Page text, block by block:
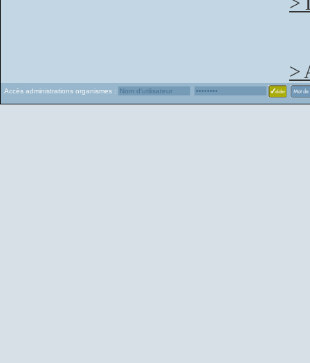
>
Accès administrations organismes :